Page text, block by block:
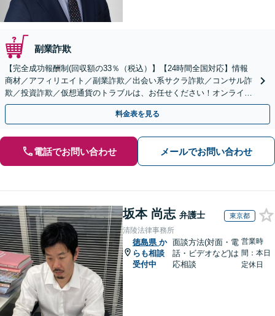
副業詐欺
【完全成功報酬制(回収額の33％（税込）】【24時間全国対応】情報
商材／アフィリエイト／副業詐欺／出会い系サクラ詐欺／コンサル詐
欺／投資詐欺／仮想通貨のトラブルは、お任せください！オンライン
のみで解決も可能！
料金表を見る
電話でお問い合わせ メールでお問い合わせ
坂本 尚志 弁護士 東京都
清陵法律事務所
徳島県 か
らも相談
受付中
面談方法(対面・電
話・ビデオなど)は
応相談
営業時
間：本日
定休日